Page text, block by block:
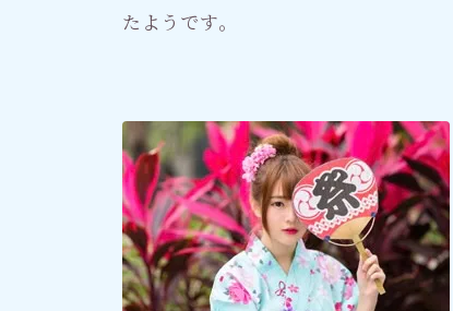
たようです。